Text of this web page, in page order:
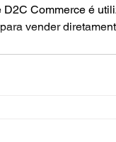
D2C Commerce é
vender